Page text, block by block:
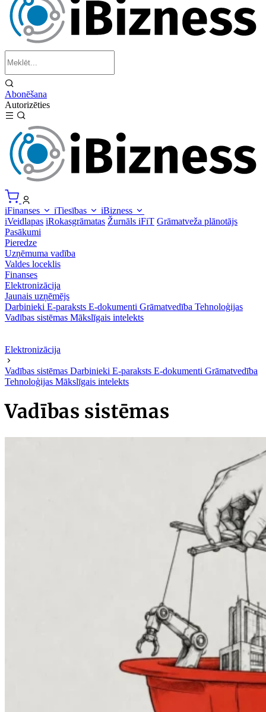
Abonēšana
Autorizēties
iFinanses iTiesības
iBizness
iVeidlapas iRokasgrāmatas Žurnāls iFiT Grāmatveža plānotājs
Pasākumi
Pieredze
Uzņēmuma vadība
Valdes loceklis
Finanses
Elektronizācija
Jaunais uzņēmējs
Darbinieki E-paraksts E-dokumenti Grāmatvedība Tehnoloģijas
Vadības sistēmas Mākslīgais intelekts
Elektronizācija
Vadības sistēmas Darbinieki E-paraksts E-dokumenti Grāmatvedība
Tehnoloģijas Mākslīgais intelekts
Vadības sistēmas